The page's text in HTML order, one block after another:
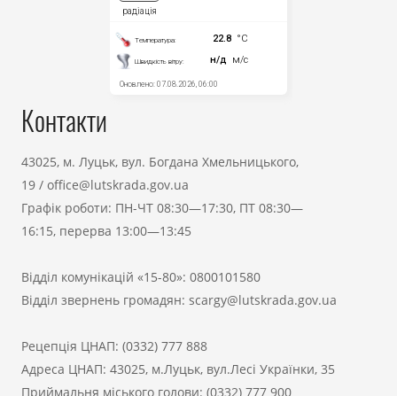
Контакти
43025, м. Луцьк, вул. Богдана Хмельницького,
19 / office@lutskrada.gov.ua
Графік роботи: ПН-ЧТ 08:30—17:30, ПТ 08:30—
16:15, перерва 13:00—13:45
Відділ комунікацій «15-80»: 0800101580
Відділ звернень громадян: scargy@lutskrada.gov.ua
Рецепція ЦНАП: (0332) 777 888
Адреса ЦНАП: 43025, м.Луцьк, вул.Лесі Українки, 35
Приймальня міського голови: (0332) 777 900